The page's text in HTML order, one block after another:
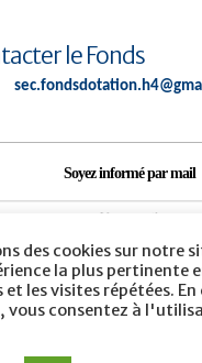
le Fonds
Soyez informé par mail
des cookies sur notre
la plus pertinente
et les visites répétées.
consentez à